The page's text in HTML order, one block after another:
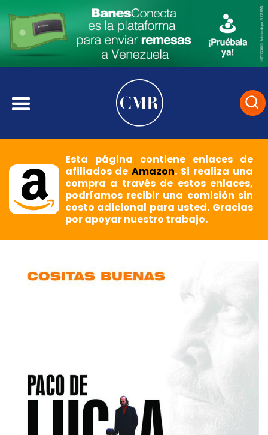
Esta página contiene enlaces de
afiliados deAmazon. Si realiza una
compra a través de estos enlaces,
podríamos recibir una comisión sin
costo adicional para usted. Gracias
por apoyar nuestro trabajo.